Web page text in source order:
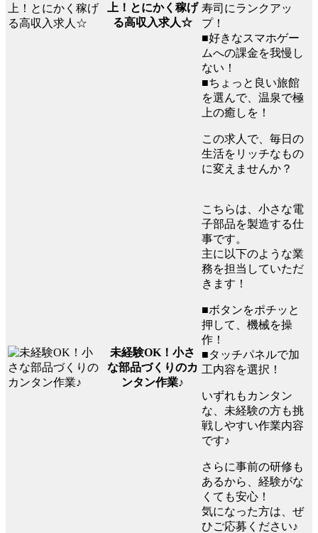
上！とにかく稼げ
る高収入求人☆
寿司にランクアッ
プ！
■好きなスマホゲー
ムへの課金を我慢し
ない！
■ちょっと良い旅館
を選んで、温泉で極
上の癒しを！
この求人で、毎日の
生活をリッチなもの
に変えませんか？
未経験OK！小さ
な部品づくりのカ
ンタン作業♪
こちらは、小さな電
子部品を製造する仕
事です。
主に以下のような業
務を担当していただ
きます！
■ボタンをポチッと
押して、機械を操
作！
■タッチパネルで加
工内容を選択！
いずれもカンタン
な、未経験の方も挑
戦しやすい作業内容
です♪
さらに事前の研修も
あるから、経験がな
くても安心！
気になった方は、ぜ
ひご応募ください♪